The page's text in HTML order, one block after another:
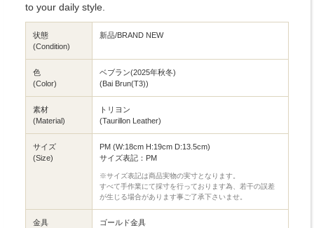
to your daily style.
状態
(Condition)
新品/BRAND NEW
色
(Color)
ベブラン(2025年秋冬)
(Bai Brun(T3))
素材
(Material)
トリヨン
(Taurillon Leather)
サイズ
(Size)
PM (W:18cm H:19cm D:13.5cm)
サイズ表記：PM
※サイズ表記は商品実物の実寸となります。
すべて手作業にて採寸を行っております為、若干の誤差
が生じる場合があります事ご了承下さいませ。
金具
ゴールド金具